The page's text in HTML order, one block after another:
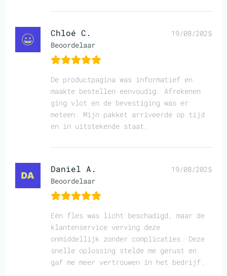
Chloé C.
Beoordelaar
19/08/2025
De productpagina was informatief en
maakte bestellen eenvoudig. Afrekenen
ging vlot en de bevestiging was er
meteen. Mijn pakket arriveerde op tijd
en in uitstekende staat.
Daniel A.
Beoordelaar
19/08/2025
Eén fles was licht beschadigd, maar de
klantenservice verving deze
onmiddellijk zonder complicaties. Deze
snelle oplossing stelde me gerust en
gaf me meer vertrouwen in het bedrijf.